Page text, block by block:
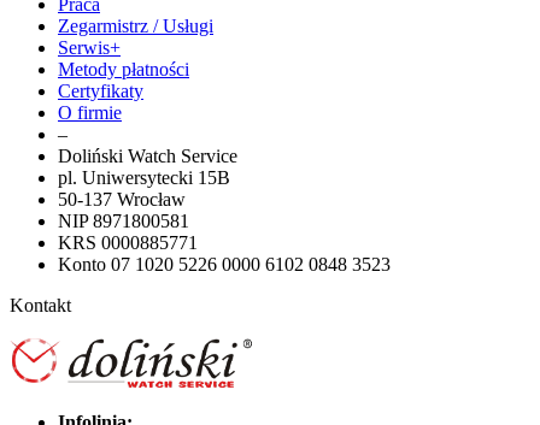
Zegarmistrz / Usługi
Serwis+
Metody płatności
Certyfikaty
O firmie
–
Doliński Watch Service
pl. Uniwersytecki 15B
50-137 Wrocław
NIP 8971800581
KRS 0000885771
Konto 07 1020 5226 0000 6102 0848 3523
Kontakt